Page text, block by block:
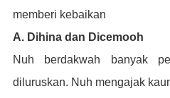
memberi kebaikan
A. Dihina dan Dicemooh
Nuh berdakwah banyak
diluruskan. Nuh mengajak